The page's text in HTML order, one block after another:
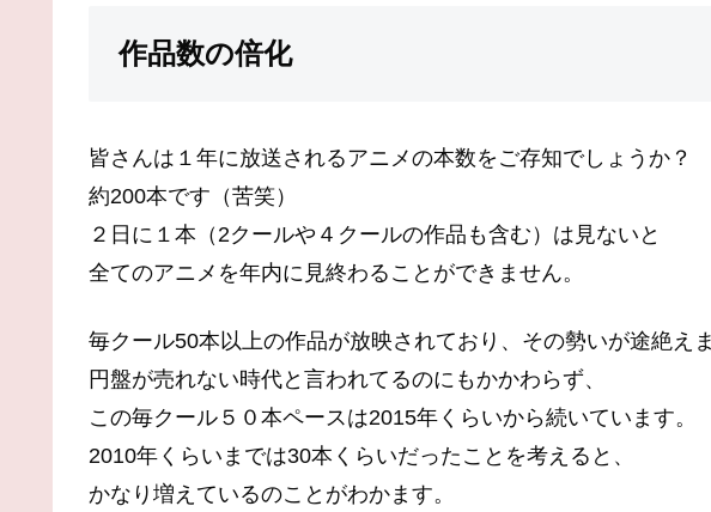
作品数の倍化
皆さんは１年に放送されるアニメの本数をご存知でしょうか？
約200本です（苦笑）
２日に１本（2クールや４クールの作品も含む）は見ないと
全てのアニメを年内に見終わることができません。
毎クール50本以上の作品が放映されており、その勢いが途絶えま
円盤が売れない時代と言われてるのにもかかわらず、
この毎クール５０本ペースは2015年くらいから続いています。
2010年くらいまでは30本くらいだったことを考えると、
かなり増えているのことがわかます。